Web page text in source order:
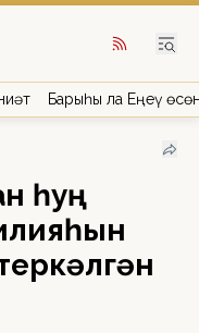
Барыһы ла Еңеү
һуң